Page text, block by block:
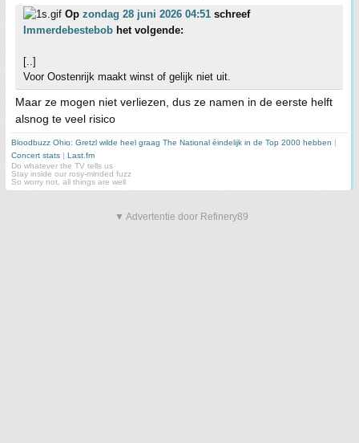
Op zondag 28 juni 2026 04:51 schreef
Immerdebestebob het volgende:
[..]
Voor Oostenrijk maakt winst of gelijk niet uit.
Maar ze mogen niet verliezen, dus ze namen in de eerste helft
alsnog te veel risico
Bloodbuzz Ohio: Gretzl wilde heel graag The National éindelijk in de Top 2000 hebben |
Concert stats | Last.fm
Do whatever the TV tells us
Stay inside our rosy-minded fuzz
So worry not, all things are well
▼ Advertentie door Refinery89